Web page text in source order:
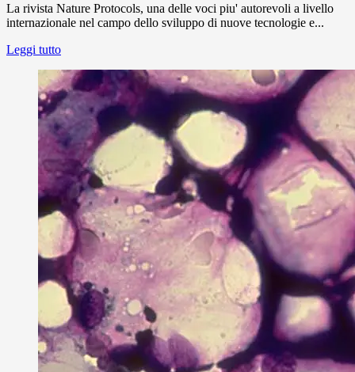
La rivista Nature Protocols, una delle voci piu' autorevoli a livello
internazionale nel campo dello sviluppo di nuove tecnologie e...
Leggi tutto